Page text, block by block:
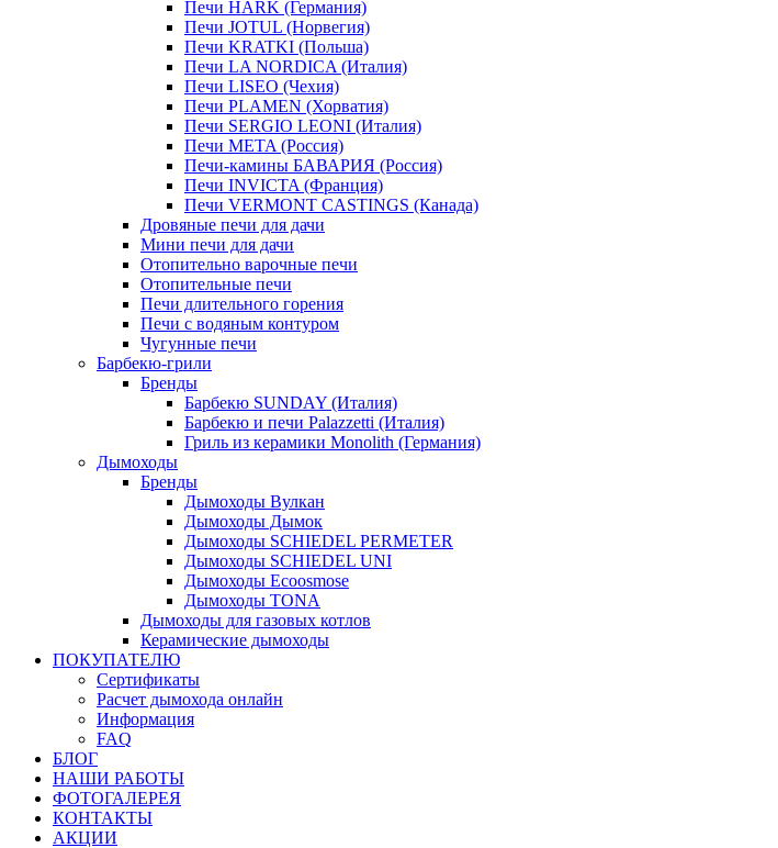
Печи HARK (Германия)
Печи JOTUL (Норвегия)
Печи KRATKI (Польша)
Печи LA NORDICA (Италия)
Печи LISEO (Чехия)
Печи PLAMEN (Хорватия)
Печи SERGIO LEONI (Италия)
Печи META (Россия)
Печи-камины БАВАРИЯ (Россия)
Печи INVICTA (Франция)
Печи VERMONT CASTINGS (Канада)
Дровяные печи для дачи
Мини печи для дачи
Отопительно варочные печи
Отопительные печи
Печи длительного горения
Печи с водяным контуром
Чугунные печи
Барбекю-грили
Бренды
Барбекю SUNDAY (Италия)
Барбекю и печи Palazzetti (Италия)
Гриль из керамики Monolith (Германия)
Дымоходы
Бренды
Дымоходы Вулкан
Дымоходы Дымок
Дымоходы SCHIEDEL PERMETER
Дымоходы SCHIEDEL UNI
Дымоходы Ecoosmose
Дымоходы TONA
Дымоходы для газовых котлов
Керамические дымоходы
ПОКУПАТЕЛЮ
Сертификаты
Расчет дымохода онлайн
Информация
FAQ
БЛОГ
НАШИ РАБОТЫ
ФОТОГАЛЕРЕЯ
КОНТАКТЫ
АКЦИИ